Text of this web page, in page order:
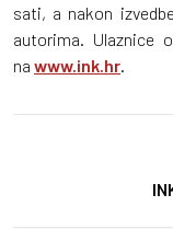
sati, a nakon
autorima. Ulaznice
na www.ink.hr